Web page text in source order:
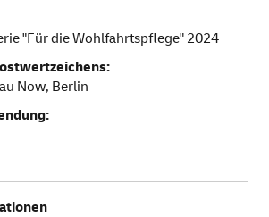
"Für die Wohlfahrtspflege" 2024
Now, Berlin